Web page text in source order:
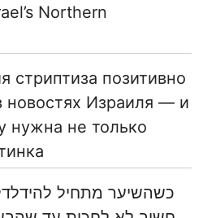
Northern
стриптиза позитивно
новостях Израиля — и
нужна не только
כשהשיער מתחיל